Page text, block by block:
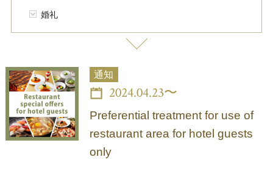
婚礼
通知
2024.04.23〜
Preferential treatment for use of
restaurant area for hotel guests
only